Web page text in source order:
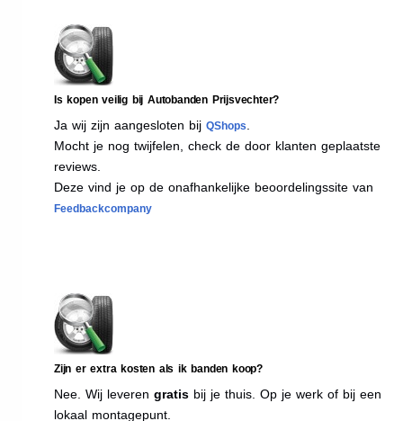
Is kopen veilig bij Autobanden Prijsvechter?
Ja wij zijn aangesloten bij QShops
Mocht je nog twijfelen, check de door klanten geplaatste
reviews.
Deze vind je op de onafhankelijke beoordelingssite van
Feedbackcompany
Zijn er extra kosten als ik banden koop?
Nee. Wij leveren gratis bij je thuis. Op je werk of bij een
lokaal montagepunt.